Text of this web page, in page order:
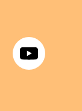
YouTube